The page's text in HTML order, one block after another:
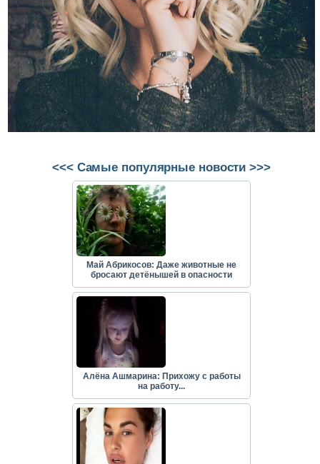
<<< Самые популярные новости >>>
Май Абрикосов: Даже животные не
бросают детёнышей в опасности
Алёна Ашмарина: Прихожу с работы
на работу...